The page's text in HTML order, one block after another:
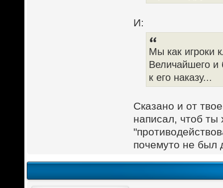
И:
Мы как игроки
Величайшего и
к его наказу...
Сказано и от
написал, чтоб ты
почемуто не был